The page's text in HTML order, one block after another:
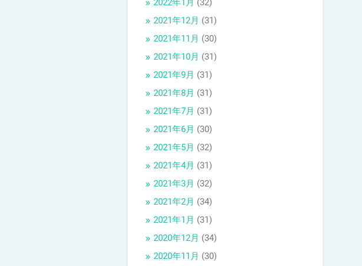
2022年1月 (32)
2021年12月 (31)
2021年11月 (30)
2021年10月 (31)
2021年9月 (31)
2021年8月 (31)
2021年7月 (31)
2021年6月 (30)
2021年5月 (32)
2021年4月 (31)
2021年3月 (32)
2021年2月 (34)
2021年1月 (31)
2020年12月 (34)
2020年11月 (30)